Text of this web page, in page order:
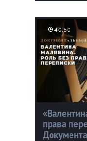
40:50
права